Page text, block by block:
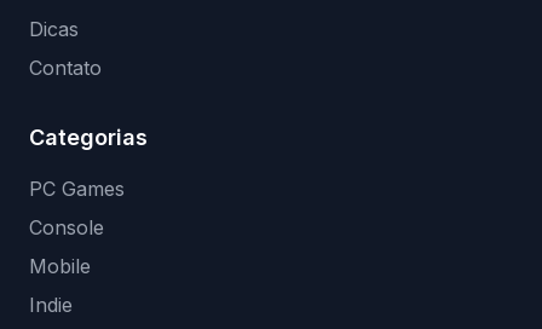
Dicas
Contato
Categorias
PC Games
Console
Mobile
Indie